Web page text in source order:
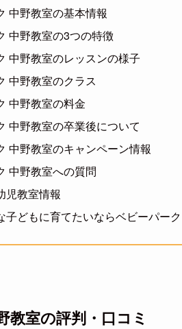
中野教室の基本情報
中野教室の3つの特徴
中野教室のレッスンの様子
中野教室のクラス
中野教室の料金
中野教室の卒業後について
中野教室のキャンペーン情報
中野教室への質問
児教室情報
子どもに育てたいならベビーパー
教室の評判・口コミ